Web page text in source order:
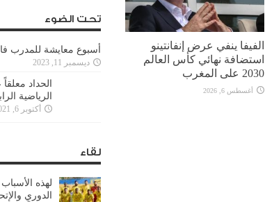
الفيفا ينفي عرض إنفانتينو
استضافة نهائي كأس العالم
2030 على المغرب
أغسطس 6, 2026
تحت الضوء
أسبوع معايشة للمدرب
ديسمبر 11, 2023
الحداد
الرياضية
أكتوبر 6, 2021
لقاء
لهذه
الدوري